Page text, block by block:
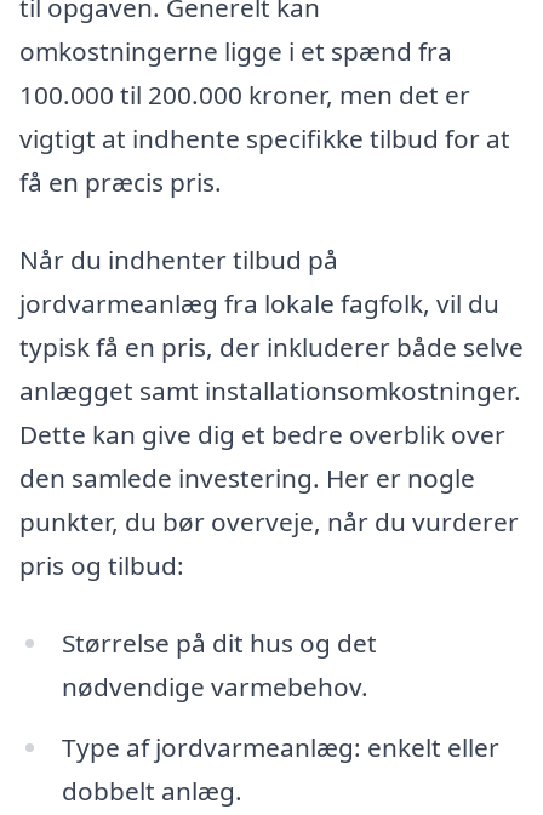
til opgaven. Generelt kan
omkostningerne ligge i et spænd fra
100.000 til 200.000 kroner, men det er
vigtigt at indhente specifikke tilbud for at
få en præcis pris.
Når du indhenter tilbud på
jordvarmeanlæg fra lokale fagfolk, vil du
typisk få en pris, der inkluderer både selve
anlægget samt installationsomkostninger.
Dette kan give dig et bedre overblik over
den samlede investering. Her er nogle
punkter, du bør overveje, når du vurderer
pris og tilbud:
Størrelse på dit hus og det
nødvendige varmebehov.
Type af jordvarmeanlæg: enkelt eller
dobbelt anlæg.